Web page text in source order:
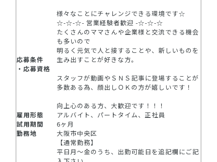
様々なことにチャレンジできる環境です☆
応募条件
・応募資格
☆-☆-☆- 営業経験者歓迎 -☆-☆-☆
たくさんのママさんや企業様と交流できる機会
も多いので
明るく元気で人と接することや、新しいものを
生み出すことが好きな方。
スタッフが動画やＳＮＳ記事に登場することが
多数ある為、顔出しＯＫの方が嬉しいです！
向上心のある方、大歓迎です！！！
雇用形態
アルバイト、パートタイム、正社員
試用期間
6ヶ月
勤務地
大阪市中央区
【通常勤務】
平日月～金のうち、出勤可能日を追記欄にご記